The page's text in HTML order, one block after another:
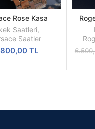
DEVAMINI
OKU
Rose Kasa
Pilli Mekanizma
Erkek Kol Saati
Saatleri,
Saatler
TL